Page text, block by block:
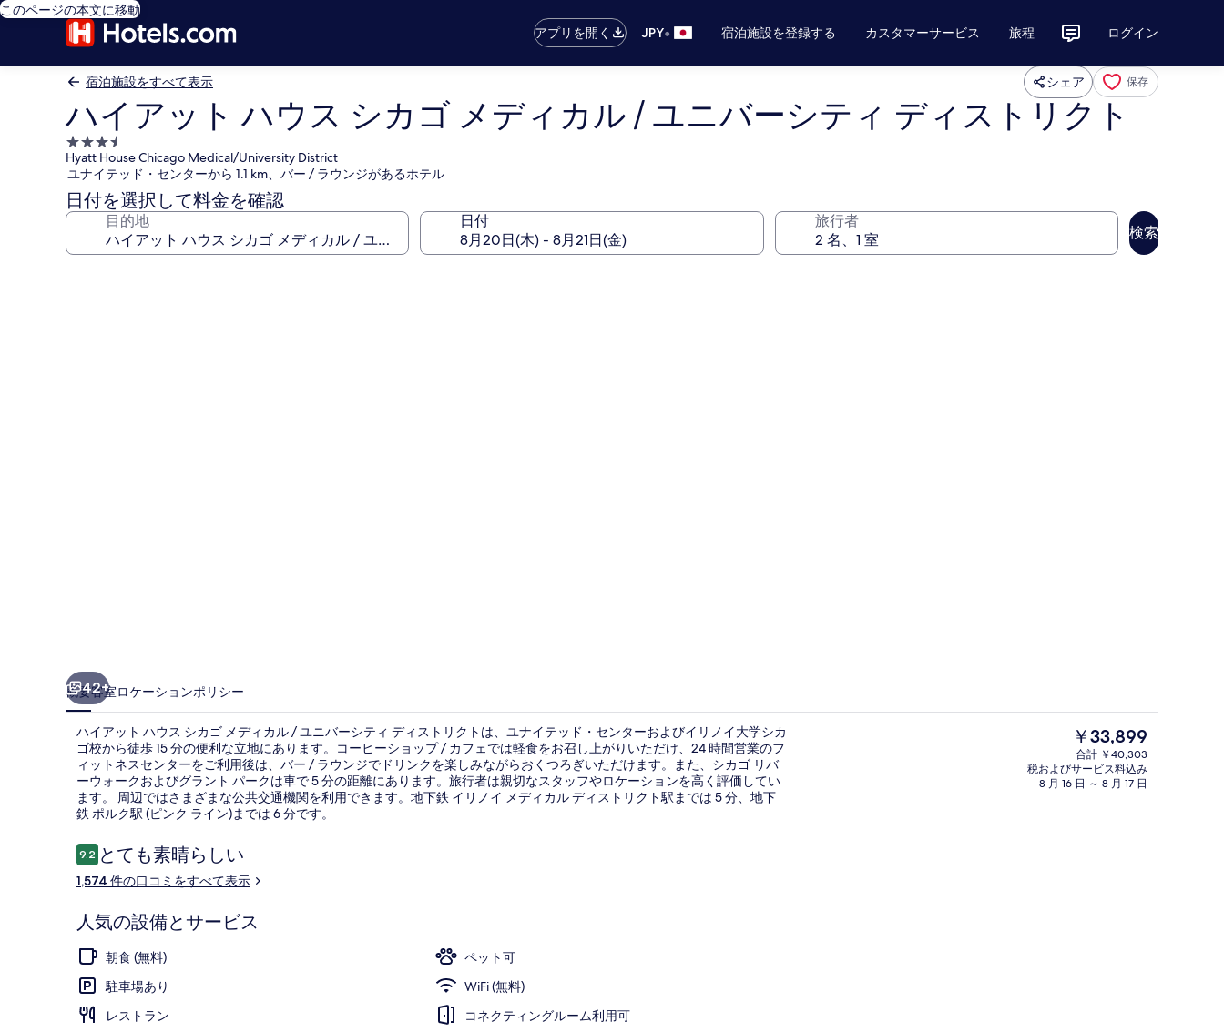
このページの本文に移動
アプリを開く
JPY• 宿泊施設を登録する カスタマーサービス 旅程 ログイン
宿泊施設をすべて表示 シェア 保存
ハイアット ハウス シカゴ メディカル / ユニバーシティ ディストリクト
3.5
つ
星
宿
泊
Hyatt House Chicago Medical/University District
ユナイテッド・センターから 1.1 km、バー / ラウンジがあるホテル
日付を選択して料金を確認
目的地 日付 旅行者
検索
カ
ル
ユ
ニ
バ
ー
シ
テ
ィ
デ
ィ
バー (施設内) コーヒー / ティーメーカー
42+
概要客室ロケーションポリシー
ハイアット ハウス シカゴ メディカル / ユニバーシティ ディストリクトは、ユナイテッド・センターおよびイリノイ大学シカ
ゴ校から徒歩 15 分の便利な立地にあります。コーヒーショップ / カフェでは軽食をお召し上がりいただけ、24 時間営業のフ
ィットネスセンターをご利用後は、バー / ラウンジでドリンクを楽しみながらおくつろぎいただけます。また、シカゴ リバ
ーウォークおよびグラント パークは車で 5 分の距離にあります。旅行者は親切なスタッフやロケーションを高く評価してい
ます。 周辺ではさまざまな公共交通機関を利用できます。地下鉄 イリノイ メディカル ディストリクト駅までは 5 分、地下
鉄 ポルク駅 (ピンク ライン)までは 6 分です。
口
コ
ミ
9.210段階中9.2
とても素晴らしい
1,574 件の口コミをすべて表示
人気の設備とサービス
朝食 (無料)
ペット可
駐車場あり
WiFi (無料)
レストラン
コネクティングルーム利用可
現
在
の
料
￥33,899
合計 ￥40,303
税およびサービス料込み
8 月 16 日 ～ 8 月 17 日